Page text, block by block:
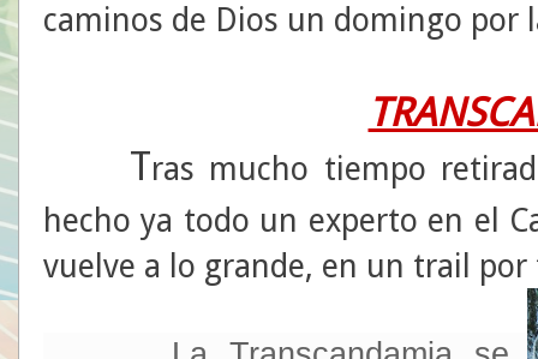
caminos de Dios un domingo por
Tras mucho tiempo
hecho ya todo un experto en el
vuelve a lo grande, en un trail por